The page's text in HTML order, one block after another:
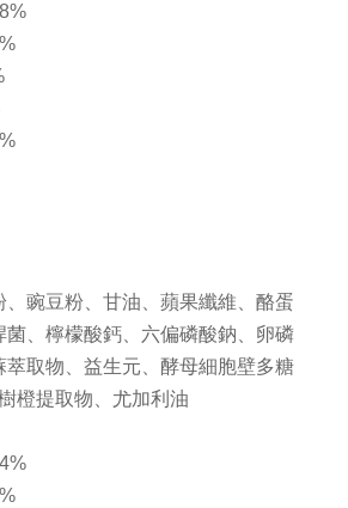
、豌豆粉、甘油、蘋果纖維、酪蛋
菌、檸檬酸鈣、六偏磷酸鈉、卵磷
萃取物、益生元、酵母細胞壁多糖
橙提取物、尤加利油